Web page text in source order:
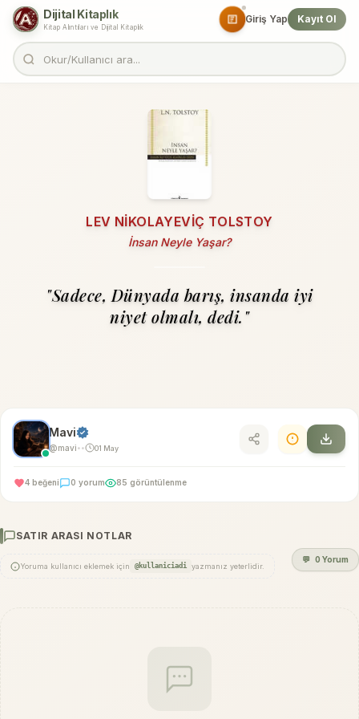
Dijital Kitaplık
Kitap Alıntıları ve Dijital Kitaplık
Giriş Yap Kayıt Ol
LEV NIKOLAYEVIÇ TOLSTOY
İnsan Neyle Yaşar?
"Sadece, Dünyada barış, insanda iyi
niyet olmalı, dedi."
Mavi
@mavi • • 01 May
4 beğeni 0 yorum 85 görüntülenme
SATIR ARASI NOTLAR
Yoruma kullanıcı eklemek için @kullaniciadi yazmanız yeterlidir.
💬 0 Yorum